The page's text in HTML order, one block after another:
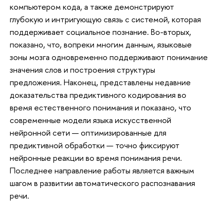
компьютером кода, а также демонстрируют
глубокую и интригующую связь с системой, которая
поддерживает социальное познание. Во-вторых,
показано, что, вопреки многим данным, языковые
зоны мозга одновременно поддерживают понимание
значения слов и построения структуры
предложения. Наконец, представлены недавние
доказательства предиктивного кодирования во
время естественного понимания и показано, что
современные модели языка искусственной
нейронной сети — оптимизированные для
предиктивной обработки — точно фиксируют
нейронные реакции во время понимания речи.
Последнее направление работы является важным
шагом в развитии автоматического распознавания
речи.